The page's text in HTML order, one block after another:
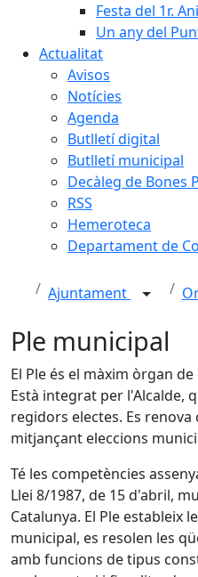
Festa del 1r.
Un any del
Actualitat
Avisos
Notícies
Agenda
Butlletí digital
Butlletí municipal
Decàleg de Bones
RSS
Hemeroteca
Departament de
Ajuntament
Ple municipal
El Ple és el màxim òrgan
Està integrat per l'Alcalde,
regidors electes. Es renova
mitjançant eleccions
Té les competències
Llei 8/1987, de 15 d'abril,
Catalunya. El Ple estableix
municipal, es resolen les
amb funcions de tipus